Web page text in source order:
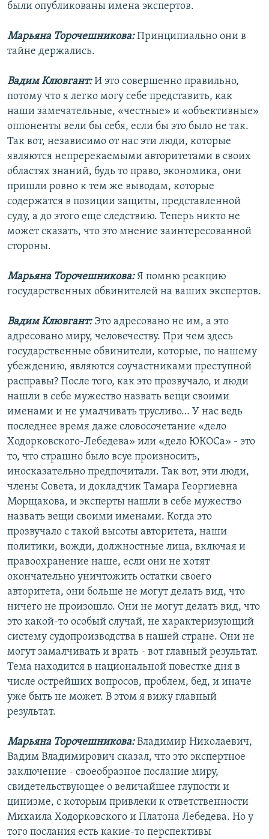
были опубликованы имена экспертов.
Марьяна Торочешникова:Принципиально они в
тайне держались.
Вадим Клювгант:И это совершенно правильно,
потому что я легко могу себе представить, как
наши замечательные, «честные» и «объективные»
оппоненты вели бы себя, если бы это было не так.
Так вот, независимо от нас эти люди, которые
являются непререкаемыми авторитетами в своих
областях знаний, будь то право, экономика, они
пришли ровно к тем же выводам, которые
содержатся в позиции защиты, представленной
суду, а до этого еще следствию. Теперь никто не
может сказать, что это мнение заинтересованной
стороны.
Марьяна Торочешникова:Я помню реакцию
государственных обвинителей на ваших экспертов.
Вадим Клювгант:Это адресовано не им, а это
адресовано миру, человечеству. При чем здесь
государственные обвинители, которые, по нашему
убеждению, являются соучастниками преступной
расправы? После того, как это прозвучало, и люди
нашли в себе мужество назвать вещи своими
именами и не умалчивать трусливо… У нас ведь
последнее время даже словосочетание «дело
Ходорковского-Лебедева» или «дело ЮКОСа» - это
то, что страшно было всуе произносить,
иносказательно предпочитали. Так вот, эти люди,
члены Совета, и докладчик Тамара Георгиевна
Морщакова, и эксперты нашли в себе мужество
назвать вещи своими именами. Когда это
прозвучало с такой высоты авторитета, наши
политики, вожди, должностные лица, включая и
правоохранение наше, если они не хотят
окончательно уничтожить остатки своего
авторитета, они больше не могут делать вид, что
ничего не произошло. Они не могут делать вид, что
это какой-то особый случай, не характеризующий
систему судопроизводства в нашей стране. Они не
могут замалчивать и врать - вот главный результат.
Тема находится в национальной повестке дня в
числе острейших вопросов, проблем, бед, и иначе
уже быть не может. В этом я вижу главный
результат.
Марьяна Торочешникова:Владимир Николаевич,
Вадим Владимирович сказал, что это экспертное
заключение - своеобразное послание миру,
свидетельствующее о величайшее глупости и
цинизме, с которым привлеки к ответственности
Михаила Ходорковского и Платона Лебедева. Но у
того послания есть какие-то перспективы